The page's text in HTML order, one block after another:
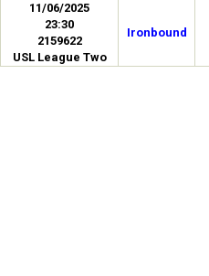
11/06/2025
23:30
2159622
USL League Two
Ironbound